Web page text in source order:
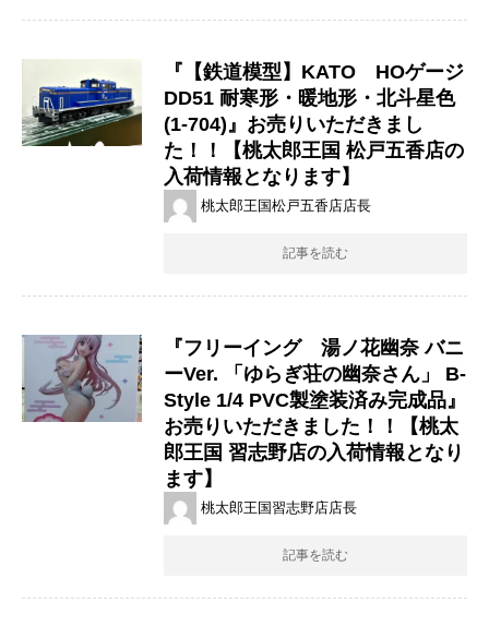
『【鉄道模型】KATO HOゲージ
DD51 耐寒形・暖地形・北斗星色
(1-704)』お売りいただきまし
た！！【桃太郎王国 松戸五香店の
入荷情報となります】
桃太郎王国松戸五香店店長
記事を読む
『フリーイング 湯ノ花幽奈 ​バニ
ーVer. ​「ゆらぎ荘の幽奈さん」 ​B-
Style ​1/4 ​PVC製塗装済み完成品』
お売りいただきました！！【桃太
郎王国 習志野店の入荷情報となり
ます】
桃太郎王国習志野店店長
記事を読む